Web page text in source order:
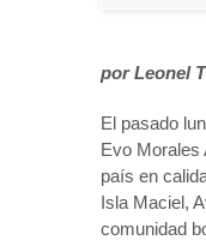
por Leonel
El pasado
Evo Morales
país en
Isla Maciel,
comunidad